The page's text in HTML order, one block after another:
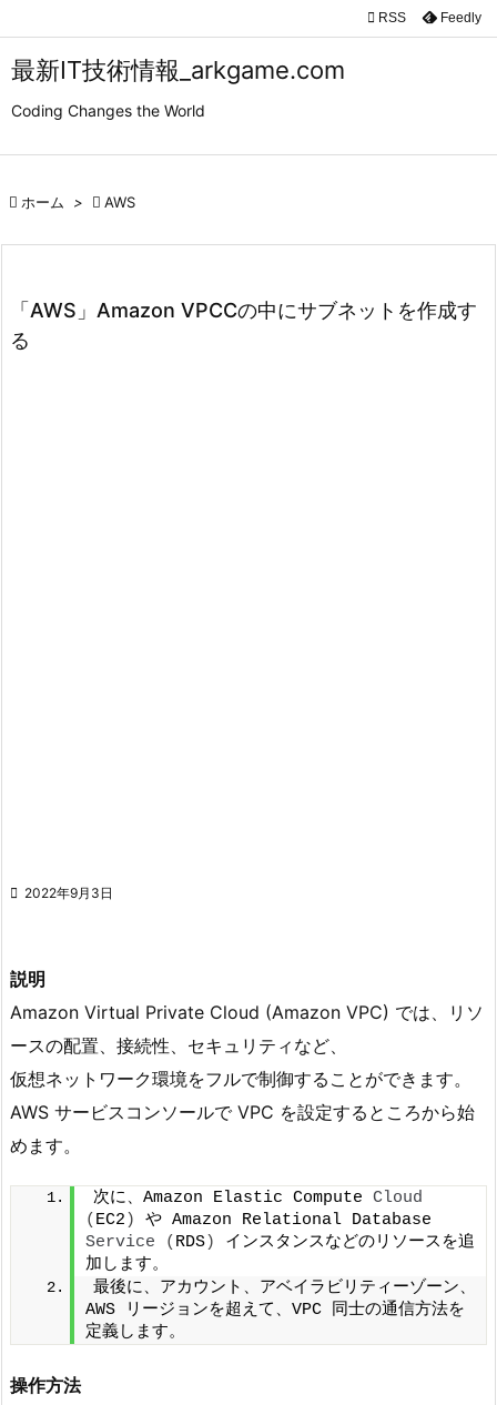
最新IT技術情報_arkgame.com
Coding Changes the World


検索
 RSS Feedly
 ホーム >  AWS
「AWS」Amazon VPCCの中にサブネットを作成す
る
 2022年9月3日
説明
Amazon Virtual Private Cloud (Amazon VPC) では、リソ
ースの配置、接続性、セキュリティなど、
仮想ネットワーク環境をフルで制御することができます。
AWS サービスコンソールで VPC を設定するところから始
めます。
次に、Amazon Elastic Compute Cloud
( EC2 )
Service
( RDS)
インスタンスなどのリソースを追
加します。
最後に、アカウント、アベイラビリティーゾーン、
AWS リージョンを超えて、VPC 同士の通信方法を
定義します。
操作方法